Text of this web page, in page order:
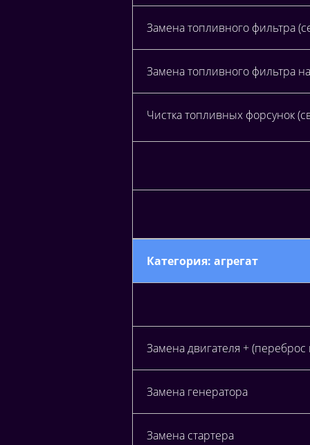
Замена топливного фильтра
Замена топливного фильтра
Чистка топливных форсунок
Категория: агрегат
Замена двигателя + (переброс
Замена генератора
Замена стартера